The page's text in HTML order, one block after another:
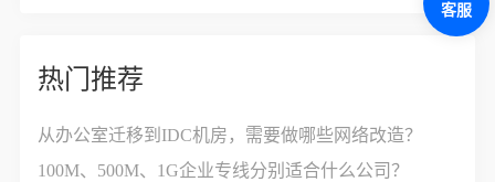
热门推荐
从办公室迁移到IDC机房，需要做哪些网络改造？
100M、500M、1G企业专线分别适合什么公司？
客服